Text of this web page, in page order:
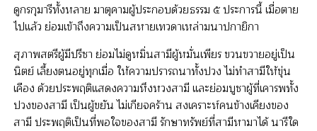
ดูกรกุมารีทั้งหลาย มาตุคามผู้ประกอบด้วยธรรม ๕ ประการนี้ เมื่อตาย
ไปแล้ว ย่อมเข้าถึงความเป็นสหายเทวดาเหล่ามนาปกายิกา
สุภาพสตรีผู้มีปรีชา ย่อมไม่ดูหมิ่นสามีผู้หมั่นเพียร ขวนขวายอยู่เป็น
นิตย์ เลี้ยงตนอยู่ทุกเมื่อ ให้ความปรารถนาทั้งปวง ไม่ทำสามีให้ขุ่น
เคือง ด้วยประพฤติแสดงความหึงหวงสามี และย่อมบูชาผู้ที่เคารพทั้ง
ปวงของสามี เป็นผู้ขยัน ไม่เกียจคร้าน สงเคราะห์คนข้างเคียงของ
สามี ประพฤติเป็นที่พอใจของสามี รักษาทรัพย์ที่สามีหามาได้ นารีใด